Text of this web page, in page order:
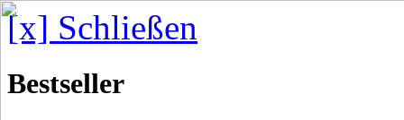
[x] Schließen
Bestseller